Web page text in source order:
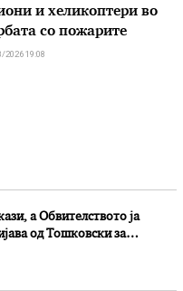
и хеликоптери во
со пожарите
2026 19:08
а Обвителството ја
од Тошковски за